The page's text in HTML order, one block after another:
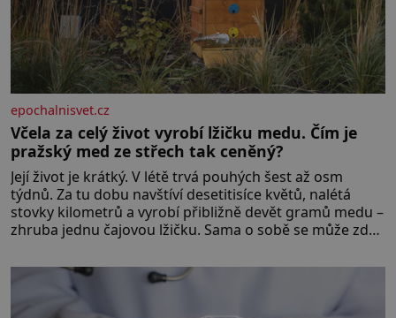
epochalnisvet.cz
Včela za celý život vyrobí lžičku medu. Čím je
pražský med ze střech tak ceněný?
Její život je krátký. V létě trvá pouhých šest až osm
týdnů. Za tu dobu navštíví desetitisíce květů, nalétá
stovky kilometrů a vyrobí přibližně devět gramů medu –
zhruba jednu čajovou lžičku. Sama o sobě se může zdát
tisíc příslušnic svého včelstva, vznikne jeden z
nejdokonalejších organismů